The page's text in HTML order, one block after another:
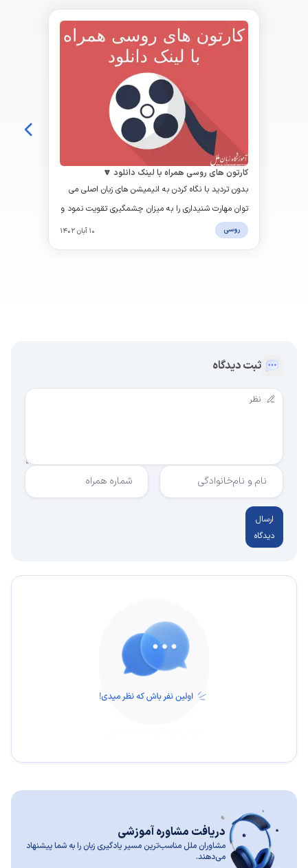
کارتون های روسی همراه با لینک دانلود 🔽
بدون تردید با نگاه کردن به انیمیشن های زبان اصلی می
توان مهارت شنیداری را به میزان چشمگیری تقویت نمود و
همچنین دامنه لغات نیز افزایش می یابد.
روسی ۱۰ آبان ۱۴۰۲
ثبت دیدگاه
نام و نام‌خانوادگی شماره همراه
ارسال
دیدگاه
دریافت مشاوره آموزشی
مشاوران ملل مناسب‌ترین مسیر یادگیری زبان را به شما پیشنهاد
می‌دهند.